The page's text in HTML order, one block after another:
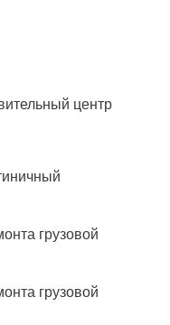
центр
грузовой
грузовой